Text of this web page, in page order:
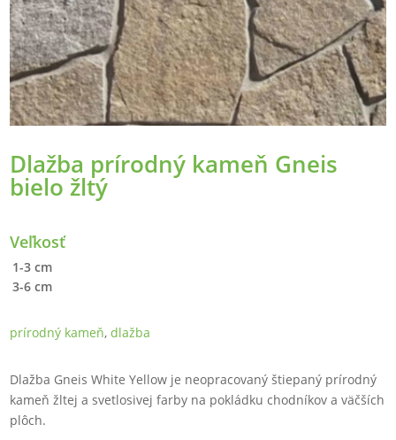
Dlažba prírodný kameň Gneis
bielo žltý
Veľkosť
1-3 cm
3-6 cm
prírodný kameň,dlažba
Dlažba Gneis White Yellow je neopracovaný štiepaný prírodný
kameň žltej a svetlosivej farby na pokládku chodníkov a väčších
plôch.